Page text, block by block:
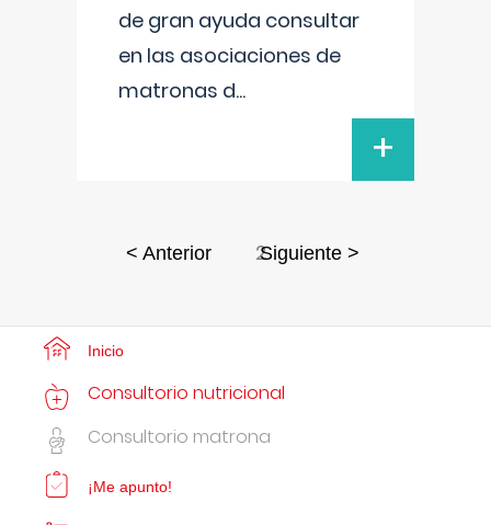
de gran ayuda consultar
en las asociaciones de
matronas d...
+
< Anterior 2Siguiente >
Inicio
Consultorio nutricional
Consultorio matrona
¡Me apunto!